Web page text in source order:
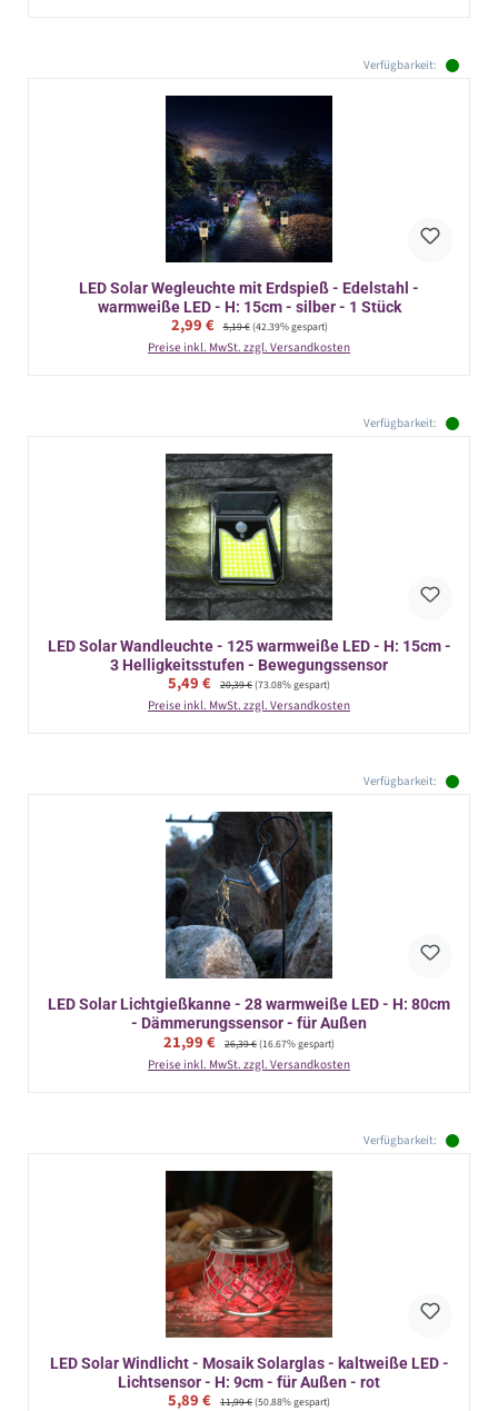
Verfügbarkeit:
LED Solar Wegleuchte mit Erdspieß - Edelstahl -
warmweiße LED - H: 15cm - silber - 1 Stück
Verkaufspreis:
2,99 € Regulärer Preis:
5,19 €(42.39% gespart)
Preise inkl. MwSt. zzgl. Versandkosten
Verfügbarkeit:
LED Solar Wandleuchte - 125 warmweiße LED - H: 15cm -
3 Helligkeitsstufen - Bewegungssensor
Verkaufspreis:
5,49 € Regulärer Preis:
20,39 €(73.08% gespart)
Preise inkl. MwSt. zzgl. Versandkosten
Verfügbarkeit:
LED Solar Lichtgießkanne - 28 warmweiße LED - H: 80cm
- Dämmerungssensor - für Außen
Verkaufspreis:
21,99 € Regulärer Preis:
26,39 €(16.67% gespart)
Preise inkl. MwSt. zzgl. Versandkosten
Verfügbarkeit:
LED Solar Windlicht - Mosaik Solarglas - kaltweiße LED -
Lichtsensor - H: 9cm - für Außen - rot
Verkaufspreis:
5,89 € Regulärer Preis:
11,99 €(50.88% gespart)